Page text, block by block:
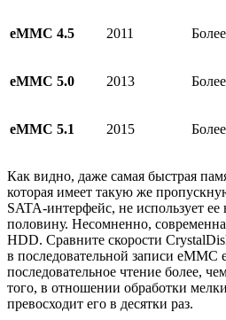
eMMC 4.5 2011
eMMC 5.0 2013
eMMC 5.1 2015
Как видно, даже самая быстрая
которая имеет такую же
SATA-интерфейс, не использует
половину. Несомненно,
HDD. Сравните скорости
в последовательной записи eMMC
последовательное чтение более,
того, в отношении обработки
превосходит его в десятки раз.